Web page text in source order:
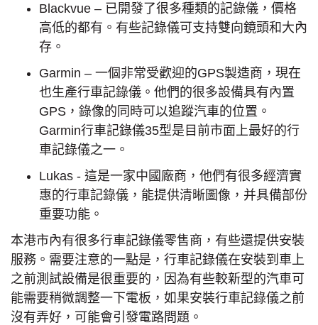
Blackvue – 已開發了很多種類的記錄儀，價格
高低的都有。有些記錄儀可支持雙向鏡頭和大內
存。
Garmin – 一個非常受歡迎的GPS製造商，現在
也生產行車記錄儀。他們的很多設備具有內置
GPS，錄像的同時可以追蹤汽車的位置。
Garmin行車記錄儀35型是目前市面上最好的行
車記錄儀之一。
Lukas - 這是一家中國廠商，他們有很多經濟實
惠的行車記錄儀，能提供清晰圖像，并具備部份
重要功能。
本港市內有很多行車記錄儀零售商，有些還提供安裝
服務。需要注意的一點是，行車記錄儀在安裝到車上
之前測試設備是很重要的，因為有些較新型的汽車可
能需要稍微調整一下電板，如果安裝行車記錄儀之前
沒有弄好，可能會引發電路問題。